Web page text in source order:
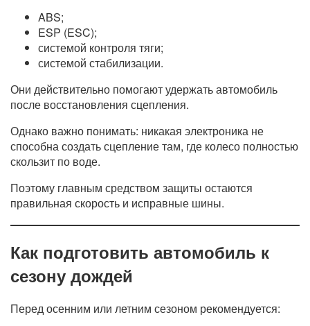
ABS;
ESP (ESC);
системой контроля тяги;
системой стабилизации.
Они действительно помогают удержать автомобиль
после восстановления сцепления.
Однако важно понимать: никакая электроника не
способна создать сцепление там, где колесо полностью
скользит по воде.
Поэтому главным средством защиты остаются
правильная скорость и исправные шины.
Как подготовить автомобиль к
сезону дождей
Перед осенним или летним сезоном рекомендуется: